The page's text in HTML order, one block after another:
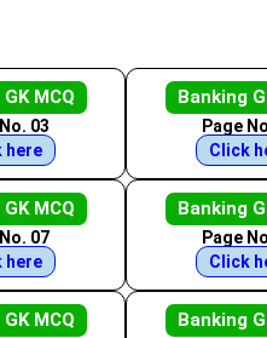
MCQ
03
here
Banking
Page
Click
MCQ
07
here
Banking
Page
Click
MCQ Banking